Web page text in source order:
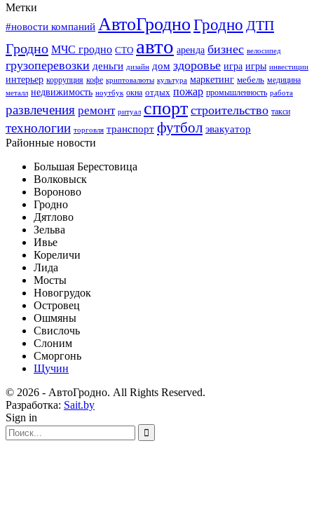
Метки
#новости компаний АвтоГродноГродно ДТП
Гродно МЧС гродно СТО авто аренда бизнес велосипед
грузоперевозки деньги дизайн дом здоровье игра игры инвестиции
интерьер коррупция кофе криптовалюты культура маркетинг мебель медицина
металл недвижимость ноутбук окна отдых пожар промышленность работа
развлечения ремонт ритуал спорт строительство такси
технологии торговля транспорт футбол эвакуатор
Районные новости
Большая Берестовица
Волковыск
Вороново
Гродно
Дятлово
Зельва
Ивье
Кореличи
Лида
Мосты
Новогрудок
Островец
Ошмяны
Свислочь
Слоним
Сморгонь
Щучин
© 2026 - АвтоГродно. All Rights Reserved.
Разработка: Sait.by
Sign in